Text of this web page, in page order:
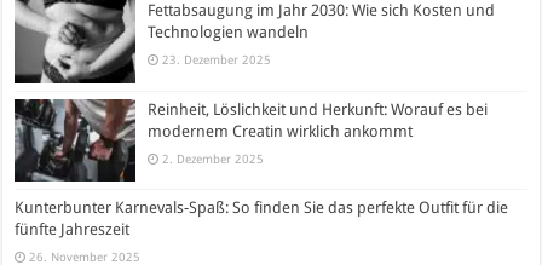
Fettabsaugung im Jahr 2030: Wie sich Kosten und
Technologien wandeln
23. Dezember 2025
Reinheit, Löslichkeit und Herkunft: Worauf es bei
modernem Creatin wirklich ankommt
2. Dezember 2025
Kunterbunter Karnevals-Spaß: So finden Sie das perfekte Outfit für die
fünfte Jahreszeit
26. November 2025